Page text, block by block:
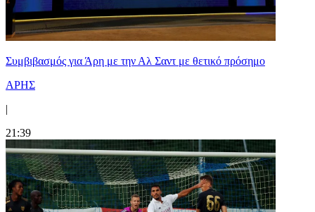
Συμβιβασμός για Άρη με την Αλ Σαντ με θετικό πρόσημο
ΑΡΗΣ
|
21:39